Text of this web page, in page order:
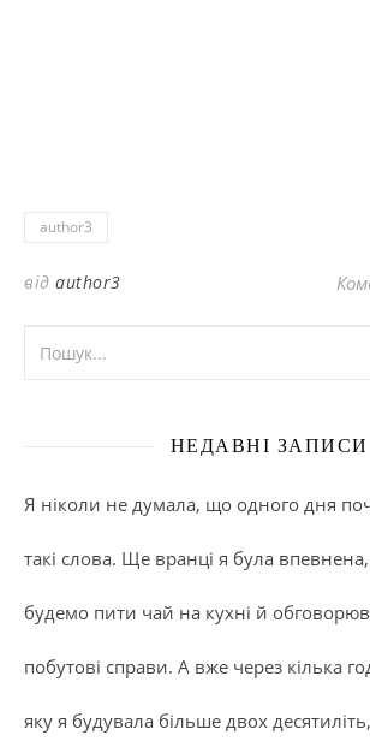
author3
від author3
НЕДАВНІ ЗАПИСИ
Я ніколи не думала, що одного дня
такі слова. Ще вранці я була
будемо пити чай на кухні й
побутові справи. А вже через кілька
яку я будувала більше двох